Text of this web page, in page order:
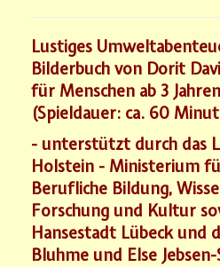
Lustiges
Bilderbuch von Dorit
für Menschen ab 3 Jahren
(Spieldauer: ca. 60
- unterstützt durch das
Holstein - Ministerium
Berufliche Bildung,
Forschung und Kultur
Hansestadt Lübeck und
Bluhme und Else